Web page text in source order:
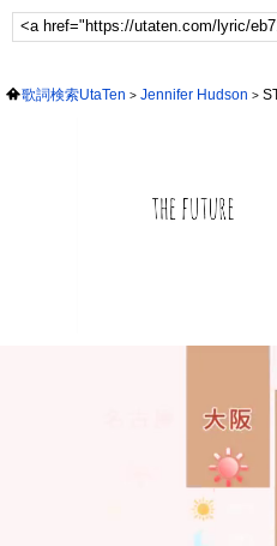
歌詞検索UtaTen Jennifer Hudson